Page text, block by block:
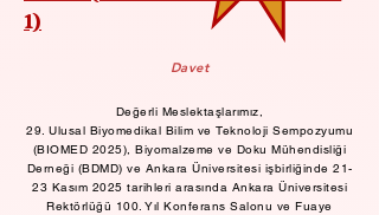
1)
Davet
Değerli Meslektaşlarımız,
29. Ulusal Biyomedikal Bilim ve Teknoloji Sempozyumu
(BIOMED 2025), Biyomalzeme ve Doku Mühendisliği
Derneği (BDMD) ve Ankara Üniversitesi işbirliğinde 21-
23 Kasım 2025 tarihleri arasında Ankara Üniversitesi
Rektörlüğü 100. Yıl Konferans Salonu ve Fuaye